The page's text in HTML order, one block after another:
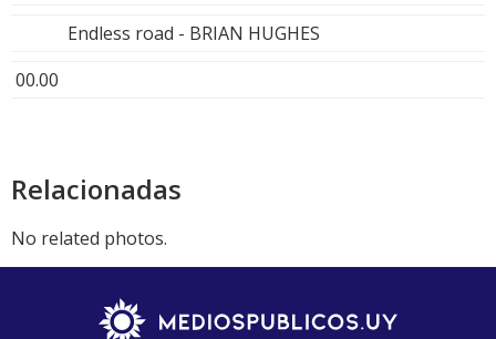
Endless road - BRIAN HUGHES
00.00
Relacionadas
No related photos.